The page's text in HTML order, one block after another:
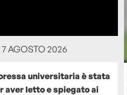
7 AGOSTO 2026
universitaria è stata
aver letto e spiegato ai